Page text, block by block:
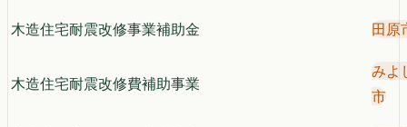
木造住宅耐震改修事業補助金 田原
木造住宅耐震改修費補助事業
みよ
市